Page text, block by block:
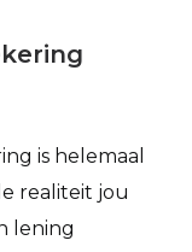
is helemaal
realiteit jou
lening